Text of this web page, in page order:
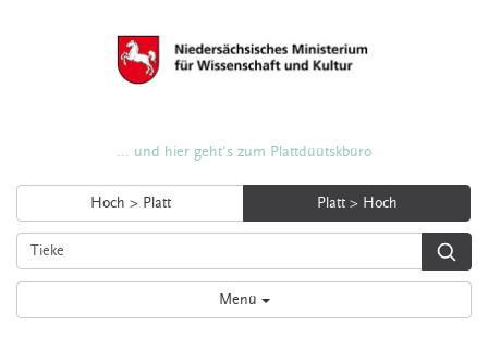
... und hier geht's zum Plattdüütskbüro
Hoch > Platt Platt > Hoch
Menü